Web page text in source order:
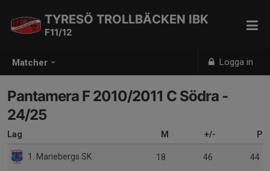
Matcher Logga in
TYRESÖ TROLLBÄCKEN IBK
F11/12
Pantamera F 2010/2011 C Södra -
24/25
Lag M +/- P
1. Mariebergs SK 18 46 44